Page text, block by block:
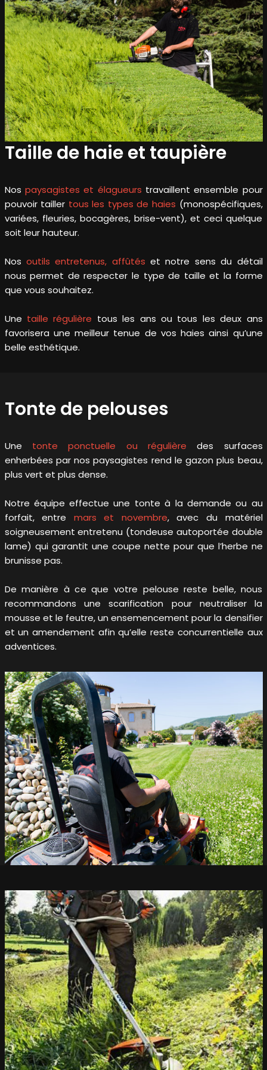
Taille de haie et taupière
Nos paysagistes et élagueurs travaillent ensemble pour
pouvoir tailler tous les types de haies (monospécifiques,
variées, fleuries, bocagères, brise-vent), et ceci quelque
soit leur hauteur.
Nos outils entretenus, affûtés et notre sens du détail
nous permet de respecter le type de taille et la forme
que vous souhaitez.
Une taille régulière tous les ans ou tous les deux ans
favorisera une meilleur tenue de vos haies ainsi qu’une
belle esthétique.
Tonte de pelouses
Une tonte ponctuelle ou régulière des surfaces
enherbées par nos paysagistes rend le gazon plus beau,
plus vert et plus dense.
Notre équipe effectue une tonte à la demande ou au
forfait, entre mars et novembre, avec du matériel
soigneusement entretenu (tondeuse autoportée double
lame) qui garantit une coupe nette pour que l’herbe ne
brunisse pas.
De manière à ce que votre pelouse reste belle, nous
recommandons une scarification pour neutraliser la
mousse et le feutre, un ensemencement pour la densifier
et un amendement afin qu’elle reste concurrentielle aux
adventices.